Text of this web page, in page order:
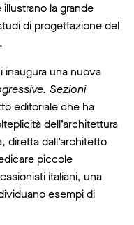
la grande
di progettazione del
inaugura una nuova
Sezioni
editoriale che ha
dell’architettura
diretta dall’architetto
piccole
italiani, una
esempi di